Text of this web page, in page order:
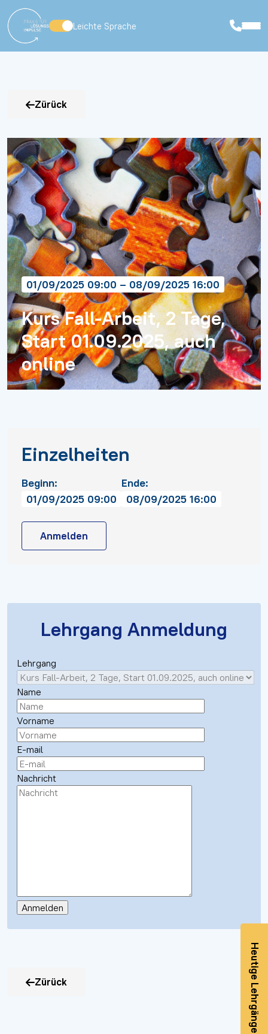
Leichte Sprache
Zürück
01/09/2025 09:00 – 08/09/2025 16:00
Kurs Fall-Arbeit, 2 Tage,
Start 01.09.2025, auch
online
Einzelheiten
Beginn:
01/09/2025 09:00
Ende:
08/09/2025 16:00
Anmelden
Lehrgang Anmeldung
Lehrgang
Name
Vorname
E-mail
Nachricht
Zürück Heutige Lehrgänge